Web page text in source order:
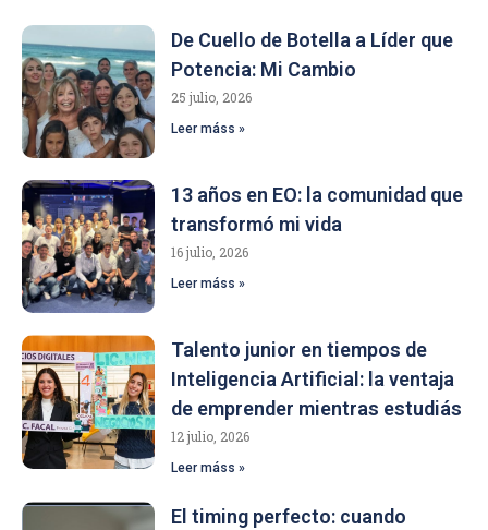
De Cuello de Botella a Líder que
Potencia: Mi Cambio
25 julio, 2026
Leer máss »
13 años en EO: la comunidad que
transformó mi vida
16 julio, 2026
Leer máss »
Talento junior en tiempos de
Inteligencia Artificial: la ventaja
de emprender mientras estudiás
12 julio, 2026
Leer máss »
El timing perfecto: cuando